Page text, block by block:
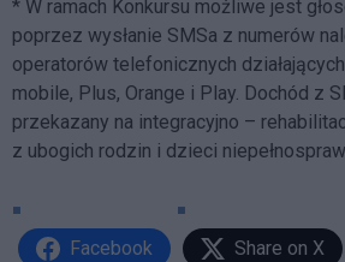
* W ramach Konkursu możliwe jest
poprzez wysłanie SMSa z numerów
operatorów telefonicznych
mobile, Plus, Orange i Play. Dochód z
przekazany na integracyjno –
z ubogich rodzin i dzieci
Facebook Share on X